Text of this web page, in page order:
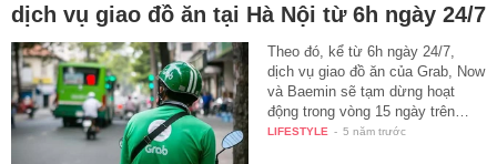
dịch vụ giao đồ ăn tại Hà Nội từ 6h ngày 24/7
Theo đó, kể từ 6h ngày 24/7,
dịch vụ giao đồ ăn của Grab, Now
và Baemin sẽ tạm dừng hoạt
động trong vòng 15 ngày trên…
LIFESTYLE - 5 năm trước